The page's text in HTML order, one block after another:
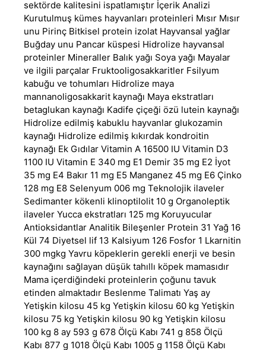
sektörde kalitesini ispatlamıştır İçerik Analizi
Kurutulmuş kümes hayvanları proteinleri Mısır Mısır
unu Pirinç Bitkisel protein izolat Hayvansal yağlar
Buğday unu Pancar küspesi Hidrolize hayvansal
proteinler Mineraller Balık yağı Soya yağı Mayalar
ve ilgili parçalar Fruktooligosakkaritler Fsilyum
kabuğu ve tohumları Hidrolize maya
mannanoligosakkarit kaynağı Maya ekstratları
betaglukan kaynağı Kadife çiçeği özü lutein kaynağı
Hidrolize edilmiş kabuklu hayvanlar glukozamin
kaynağı Hidrolize edilmiş kıkırdak kondroitin
kaynağı Ek Gıdılar Vitamin A 16500 IU Vitamin D3
1100 IU Vitamin E 340 mg E1 Demir 35 mg E2 İyot
35 mg E4 Bakır 11 mg E5 Manganez 45 mg E6 Çinko
128 mg E8 Selenyum 006 mg Teknolojik ilaveler
Sedimanter kökenli klinoptilolit 10 g Organoleptik
ilaveler Yucca ekstratları 125 mg Koruyucular
Antioksidantlar Analitik Bileşenler Protein 31 Yağ 16
Kül 74 Diyetsel lif 13 Kalsiyum 126 Fosfor 1 Lkarnitin
300 mgkg Yavru köpeklerin gerekli enerji ve besin
kaynağını sağlayan düşük tahıllı köpek mamasıdır
Mama içerdiğindeki proteinlerin çoğunu tavuk
etinden almaktadır Beslenme Talimatı Yaş ay
Yetişkin kilosu 45 kg Yetişkin kilosu 60 kg Yetişkin
kilosu 75 kg Yetişkin kilosu 90 kg Yetişkin kilosu
100 kg 8 ay 593 g 678 Ölçü Kabı 741 g 858 Ölçü
Kabı 877 g 1018 Ölçü Kabı 1005 g 1158 Ölçü Kabı